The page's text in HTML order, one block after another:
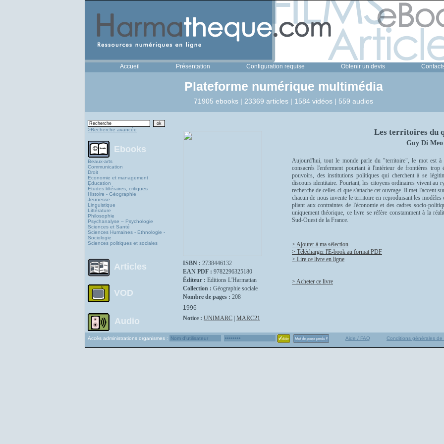
Accueil Présentation Configuration requise Obtenir un devis
Plateforme numérique multimédia
71905 ebooks | 23369 articles | 1584 vidéos | 559 audios
>Recherche avancée
Ebooks
Beaux-arts
Communication
Droit
Economie et management
Education
Études littéraires, critiques
Histoire - Géographie
Jeunesse
Linguistique
Littérature
Philosophie
Psychanalyse – Psychologie
Sciences et Santé
Sciences Humaines - Ethnologie -
Sociologie
Sciences politiques et sociales
Articles
VOD
Audio
ISBN : 2738446132
EAN PDF : 9782296325180
Éditeur : Editions L'Harmattan
Collection : Géographie sociale
Nombre de pages : 208
1996
Notice : UNIMARC MARC21
Les territoires du
Guy Di Meo
Aujourd'hui, tout le monde parle du "territoire", le mot est
consacrés l'enferment pourtant à l'intérieur de frontières trop
pouvoirs, des institutions politiques qui cherchent à se
discours identitaire. Pourtant, les citoyens ordinaires vivent au
recherche de celles-ci que s'attache cet ouvrage. Il met l'accent
chacun de nous invente le territoire en reproduisant les
pliant aux contraintes de l'économie et des cadres socio-
uniquement théorique, ce livre se réfère constamment à la
Sud-Ouest de la France.
> Ajouter à ma sélection
> Télécharger l'E-book au format PDF
> Lire ce livre en ligne
> Acheter ce livre
Accès administrations organismes : Aide / FAQ Conditions générales de